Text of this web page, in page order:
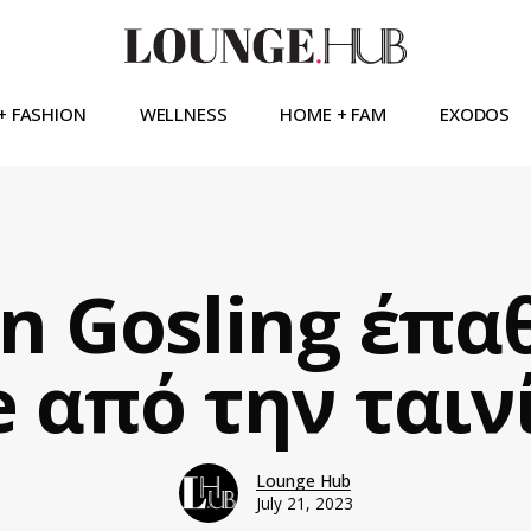
FASHION WELLNESS HOME + FAM EXODOS
Gosling
από την
Lounge Hub
July 21, 2023